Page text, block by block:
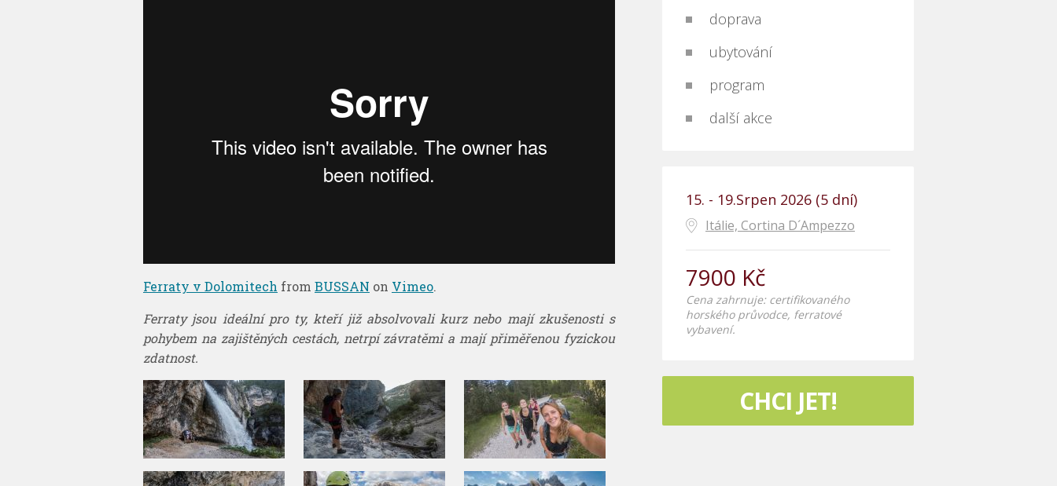
doprava
ubytování
program
další akce
15. - 19.Srpen 2026 (5 dní)
Itálie, Cortina D´Ampezzo
7900 Kč
Cena zahrnuje: certifikovaného
horského průvodce, ferratové
vybavení.
CHCI JET!
Ferraty v Dolomitech from BUSSAN on Vimeo.
Ferraty jsou ideální pro ty, kteří již absolvovali kurz nebo mají zkušenosti s
pohybem na zajištěných cestách, netrpí závratěmi a mají přiměřenou fyzickou
zdatnost.